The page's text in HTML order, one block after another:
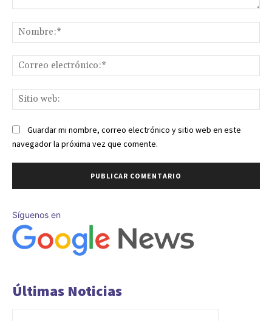
Guardar mi nombre, correo electrónico y sitio web en este
navegador la próxima vez que comente.
Síguenos en
Últimas Noticias